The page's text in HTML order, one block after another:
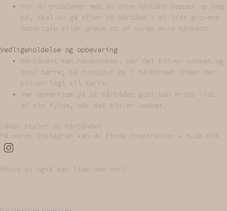
Har du problemer med at dine hårbånd hopper op bag
på, skal du gå efter et hårbånd i et lidt grovere
materiale eller prøve et af vores wire hårbånd
Vedligeholdelse og opbevaring
Hårbåndet kan håndvaskes. Når det bliver vasket og
skal tørre, så rusk/puf op i hårbåndet inden det
bliver lagt til tørre.
Vær opmærksom på at hårbådet godt kan miste lidt
af sin fylde, når det bliver vasket.
Sådan styler du hårbåndet
På vores Instagram kan du finde inspiration – KLIK HER
MÅske du også kan lide dem her?